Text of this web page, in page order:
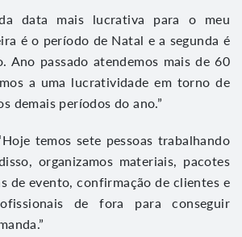
data mais lucrativa para o meu
é o período de Natal e a segunda é
Ano passado atendemos mais de 60
a uma lucratividade em torno de
demais períodos do ano.”
temos sete pessoas trabalhando
organizamos materiais, pacotes
de evento, confirmação de clientes e
de fora para conseguir